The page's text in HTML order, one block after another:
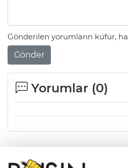
Gönderilen yorumların küfür,
Gönder
Yorumlar (0)